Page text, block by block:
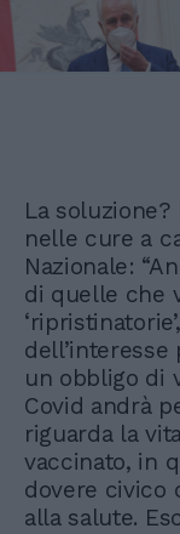
La
nelle cure a
Nazionale:
di quelle che
un obbligo di
Covid andrà
riguarda la
vaccinato, in
dovere civico
alla salute.